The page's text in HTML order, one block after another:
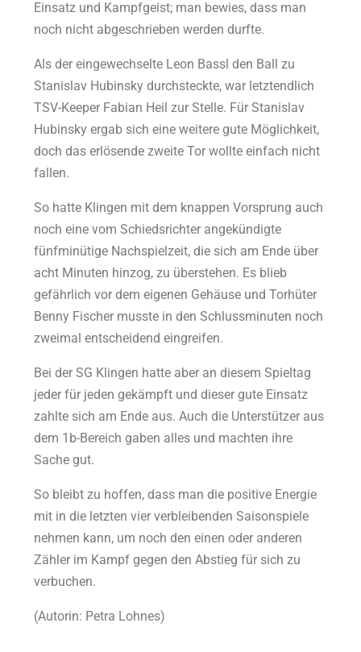
Einsatz und Kampfgeist; man bewies, dass man
noch nicht abgeschrieben werden durfte.
Als der eingewechselte Leon Bassl den Ball zu
Stanislav Hubinsky durchsteckte, war letztendlich
TSV-Keeper Fabian Heil zur Stelle. Für Stanislav
Hubinsky ergab sich eine weitere gute Möglichkeit,
doch das erlösende zweite Tor wollte einfach nicht
fallen.
So hatte Klingen mit dem knappen Vorsprung auch
noch eine vom Schiedsrichter angekündigte
fünfminütige Nachspielzeit, die sich am Ende über
acht Minuten hinzog, zu überstehen. Es blieb
gefährlich vor dem eigenen Gehäuse und Torhüter
Benny Fischer musste in den Schlussminuten noch
zweimal entscheidend eingreifen.
Bei der SG Klingen hatte aber an diesem Spieltag
jeder für jeden gekämpft und dieser gute Einsatz
zahlte sich am Ende aus. Auch die Unterstützer aus
dem 1b-Bereich gaben alles und machten ihre
Sache gut.
So bleibt zu hoffen, dass man die positive Energie
mit in die letzten vier verbleibenden Saisonspiele
nehmen kann, um noch den einen oder anderen
Zähler im Kampf gegen den Abstieg für sich zu
verbuchen.
(Autorin: Petra Lohnes)